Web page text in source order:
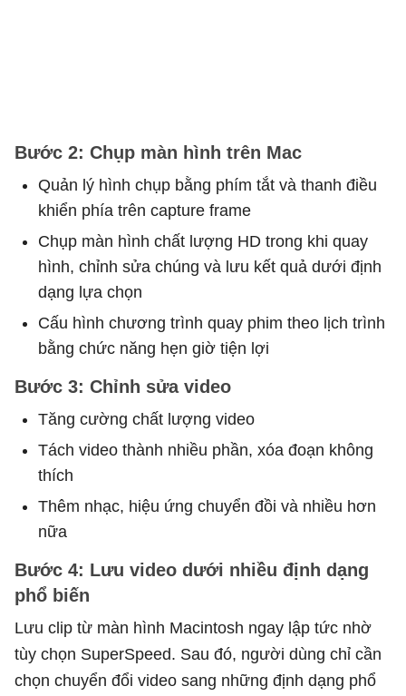
Bước 2: Chụp màn hình trên Mac
Quản lý hình chụp bằng phím tắt và thanh điều
khiển phía trên capture frame
Chụp màn hình chất lượng HD trong khi quay
hình, chỉnh sửa chúng và lưu kết quả dưới định
dạng lựa chọn
Cấu hình chương trình quay phim theo lịch trình
bằng chức năng hẹn giờ tiện lợi
Bước 3: Chỉnh sửa video
Tăng cường chất lượng video
Tách video thành nhiều phần, xóa đoạn không
thích
Thêm nhạc, hiệu ứng chuyển đồi và nhiều hơn
nữa
Bước 4: Lưu video dưới nhiều định dạng
phổ biến
Lưu clip từ màn hình Macintosh ngay lập tức nhờ
tùy chọn SuperSpeed. Sau đó, người dùng chỉ cần
chọn chuyển đổi video sang những định dạng phổ